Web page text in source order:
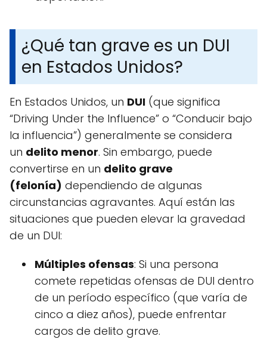
¿Qué tan grave es un DUI
en Estados Unidos?
En Estados Unidos, un DUI (que significa
“Driving Under the Influence” o “Conducir bajo
la influencia”) generalmente se considera
un delito menor. Sin embargo, puede
convertirse en un delito grave
(felonía) dependiendo de algunas
circunstancias agravantes. Aquí están las
situaciones que pueden elevar la gravedad
de un DUI:
Múltiples ofensas: Si una persona
comete repetidas ofensas de DUI dentro
de un período específico (que varía de
cinco a diez años), puede enfrentar
cargos de delito grave.